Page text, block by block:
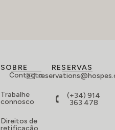
SOBRE
Contacto
Trabalhe
connosco
Direitos de
retificação
RESERVAS
(+34) 914
363 478